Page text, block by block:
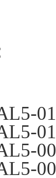
01
01
00
00